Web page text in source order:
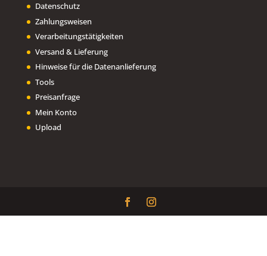
Datenschutz
Zahlungsweisen
Verarbeitungstätigkeiten
Versand & Lieferung
Hinweise für die Datenanlieferung
Tools
Preisanfrage
Mein Konto
Upload